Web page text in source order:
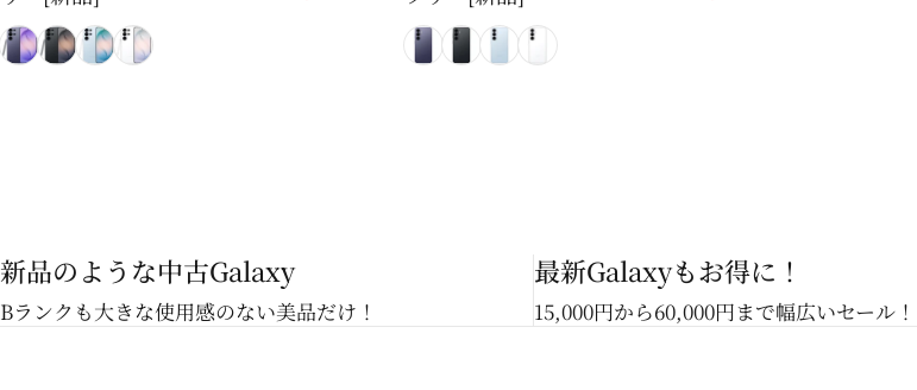
コバルトバイオレット
ブラック
スカイブルー
ホワイト コバルトバイオレット
ブラック
スカイブルー
ホワイト
新品のような中古Galaxy
Bランクも大きな使用感のない美品だけ！
最新Galaxyもお得に！
15,000円から60,000円まで幅広いセール！